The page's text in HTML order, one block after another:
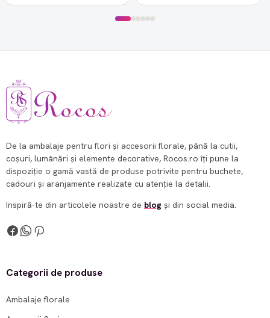
De la ambalaje pentru flori și accesorii florale, până la cutii,
coșuri, lumânări și elemente decorative, Rocos.ro îți pune la
dispoziție o gamă vastă de produse potrivite pentru buchete,
cadouri și aranjamente realizate cu atenție la detalii.
Inspiră-te din articolele noastre de blog și din social media.
Categorii de produse
Ambalaje florale